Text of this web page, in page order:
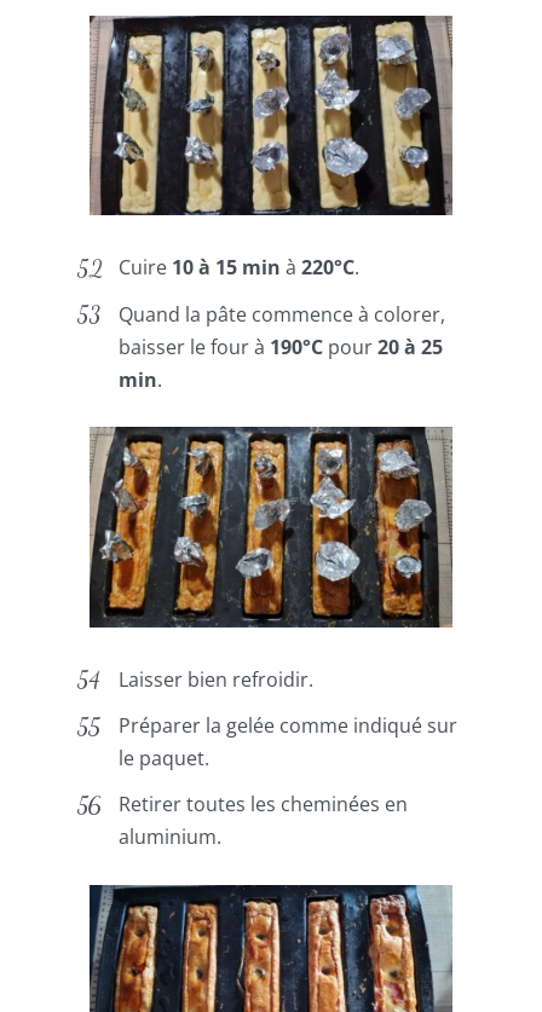
Cuire 10 à 15 min à220°C.
Quand la pâte commence à colorer,
baisser le four à 190°C pour20 à 25
min.
Laisser bien refroidir.
Préparer la gelée comme indiqué sur
le paquet.
Retirer toutes les cheminées en
aluminium.